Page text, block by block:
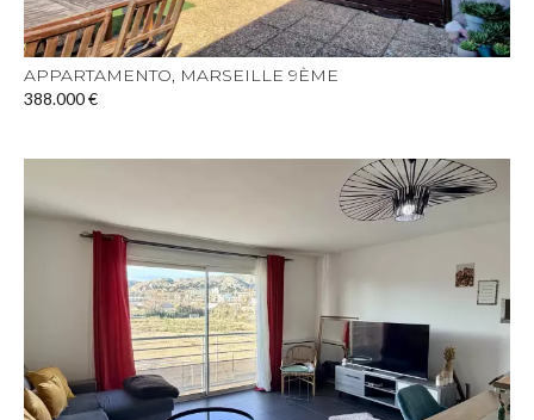
APPARTAMENTO, MARSEILLE 9ÈME
388.000 €